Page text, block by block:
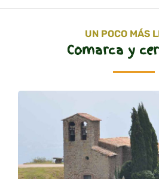
UN POCO MÁS
Comarca y